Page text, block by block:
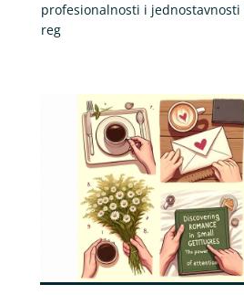
profesionalnosti i jednostavnosti
reg